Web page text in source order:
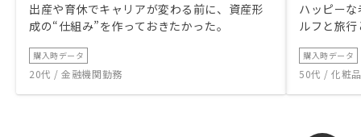
出産や育休でキャリアが変わる前に、資産形
成の“仕組み”を作っておきたかった。
購入時データ
20代 / 金融機関勤務
ハッピー
ルフと旅
購入時データ
50代 / 化粧